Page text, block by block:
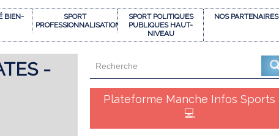
BIEN-
SPORT
PROFESSIONNALISATION
SPORT POLITIQUES
PUBLIQUES HAUT-
NIVEAU
NOS PARTENAIRES
-
Plateforme Manche Infos Sports
💻